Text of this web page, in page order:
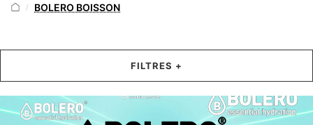
/ BOLERO BOISSON
FILTRES +